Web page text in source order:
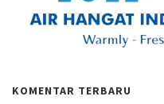
KOMENTAR TERBARU